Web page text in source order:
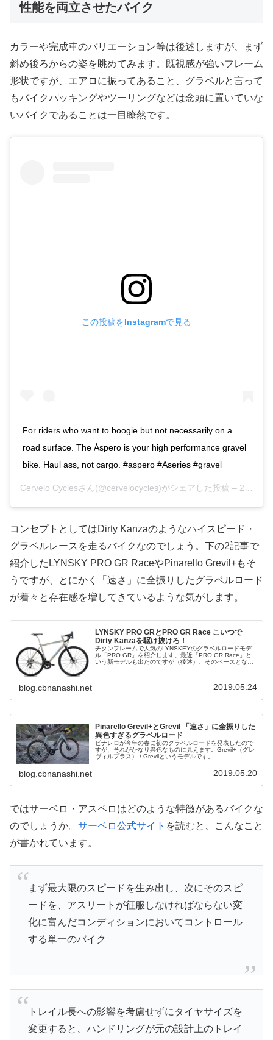
性能を両立させたバイク
カラーや完成車のバリエーション等は後述しますが、まず
斜め後ろからの姿を眺めてみます。既視感が強いフレーム
形状ですが、エアロに振ってあること、グラベルと言って
もバイクパッキングやツーリングなどは念頭に置いていな
いバイクであることは一目瞭然です。
この投稿をInstagramで見る
For riders who want to boogie but not necessarily on a
road surface. The Áspero is your high performance gravel
bike. Haul ass, not cargo. #aspero #Aseries #gravel
Cervelo Cyclesさん(@cervelocycles)がシェアした投稿 – 2019年 7月月18日午前5時20分PDT
コンセプトとしてはDirty Kanzaのようなハイスピード・
グラベルレースを走るバイクなのでしょう。下の2記事で
紹介したLYNSKY PRO GR RaceやPinarello Grevil+もそ
うですが、とにかく「速さ」に全振りしたグラベルロード
が着々と存在感を増してきているような気がします。
LYNSKY PRO GRとPRO GR Race こいつで
Dirty Kanzaを駆け抜けろ！
チタンフレームで人気のLYNSKEYのグラベルロードモデ
ル「PRO GR」を紹介します。最近「PRO GR Race」と
いう新モデルも出たのですが（後述）、そのベースとなる
blog.cbnanashi.net 2019.05.24
Pinarello Grevil+とGrevil 「速さ」に全振りした
異色すぎるグラベルロード
ピナレロが今年の春に初のグラベルロードを発表したので
すが、それがかなり異色なものに見えます。Grevil+（グレ
ヴィルプラス） / Grevilというモデルです。
blog.cbnanashi.net 2019.05.20
ではサーベロ・アスペロはどのような特徴があるバイクな
のでしょうか。 サーベロ公式サイト を読むと、こんなこと
が書かれています。
まず最大限のスピードを生み出し、次にそのスピ
ードを、アスリートが征服しなければならない変
化に富んだコンディションにおいてコントロール
する単一のバイク
トレイル長への影響を考慮せずにタイヤサイズを
変更すると、ハンドリングが元の設計上のトレイ